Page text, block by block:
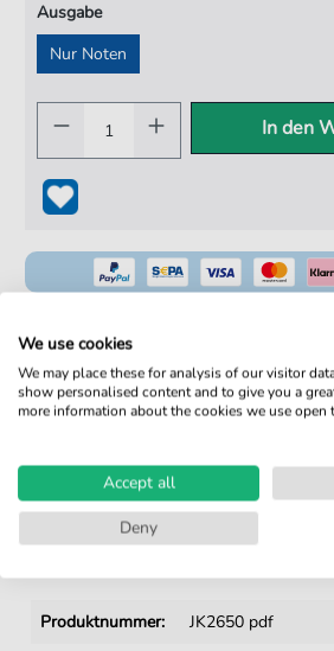
Ausgabe
Nur Noten
In den
100% Legal & Lizenziert
Von Musikern geprüft
Kein Abo. Fairer Einzelkauf.
Sofortiger Download nach Kauf
Produktnummer:
JK2650 pdf
We use cookies
We may place these for analysis of our visitor
show personalised content and to give you a
more information about the cookies we use open
Accept all
Deny